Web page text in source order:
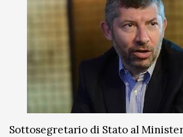
Sottosegretario di Stato al